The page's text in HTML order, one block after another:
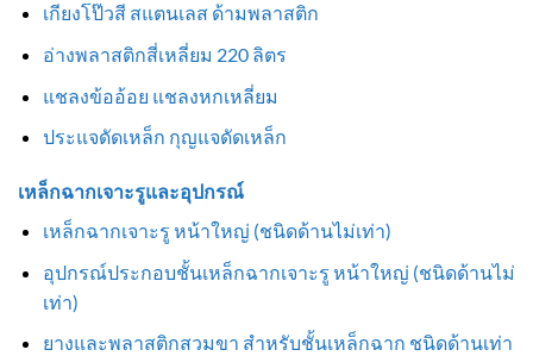
เกียงโป๊วสี สแตนเลส ด้ามพลาสติก
อ่างพลาสติกสี่เหลี่ยม 220 ลิตร
แชลงข้ออ้อย แชลงหกเหลี่ยม
ประแจดัดเหล็ก กุญแจดัดเหล็ก
เหล็กฉากเจาะรูและอุปกรณ์
เหล็กฉากเจาะรู หน้าใหญ่ (ชนิดด้านไม่เท่า)
อุปกรณ์ประกอบชั้นเหล็กฉากเจาะรู หน้าใหญ่ (ชนิดด้านไม่
เท่า)
ยางและพลาสติกสวมขา สำหรับชั้นเหล็กฉาก ชนิดด้านเท่า